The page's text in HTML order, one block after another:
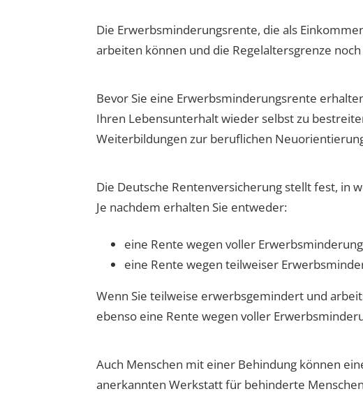
Die Erwerbsminderungsrente, die als
arbeiten können und die Regelaltersgrenze
Bevor Sie eine Erwerbsminderungsrente
Ihren Lebensunterhalt wieder selbst zu
Weiterbildungen zur beruflichen
Die Deutsche Rentenversicherung stellt fest, in
Je nachdem erhalten Sie entweder:
eine Rente wegen voller
eine Rente wegen teilweiser
Wenn Sie teilweise erwerbsgemindert und
ebenso eine Rente wegen voller
Auch Menschen mit einer Behindung können
anerkannten Werkstatt für behinderte